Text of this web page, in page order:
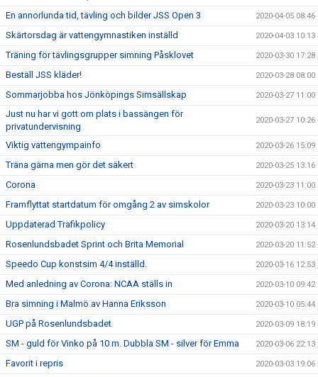
En annorlunda tid, tävling och bilder JSS Open 3 2020-04-05 08:46
Skärtorsdag är vattengymnastiken inställd 2020-04-03 10:13
Träning för tävlingsgrupper simning Påsklovet 2020-03-30 17:28
Beställ JSS kläder! 2020-03-28 08:00
Sommarjobba hos Jönköpings Simsällskap 2020-03-27 11:00
Just nu har vi gott om plats i bassängen för
privatundervisning
2020-03-27 10:26
Viktig vattengympainfo 2020-03-26 15:09
Träna gärna men gör det säkert 2020-03-25 13:16
Corona 2020-03-23 11:00
Framflyttat startdatum för omgång 2 av simskolor 2020-03-23 10:00
Uppdaterad Trafikpolicy 2020-03-20 13:14
Rosenlundsbadet Sprint och Brita Memorial 2020-03-20 11:52
Speedo Cup konstsim 4/4 inställd. 2020-03-16 12:53
Med anledning av Corona: NCAA ställs in 2020-03-10 09:42
Bra simning i Malmö av Hanna Eriksson 2020-03-10 05:44
UGP på Rosenlundsbadet 2020-03-09 18:19
SM - guld för Vinko på 10 m. Dubbla SM - silver för Emma 2020-03-06 22:13
Favorit i repris 2020-03-03 19:06